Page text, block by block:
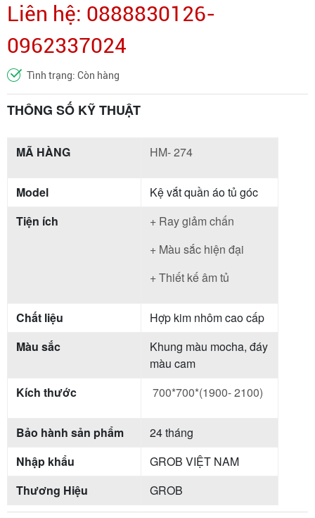
Liên hệ: 0888830126-
0962337024
Tình trạng: Còn hàng
THÔNG SỐ KỸ THUẬT
MÃ HÀNG HM- 274
Model
Kệ vắt quần áo tủ góc
Tiện ích
+ Ray giảm chấn
+ Màu sắc hiện đại
+ Thiết kế âm tủ
Chất liệu
Hợp kim nhôm cao cấp
Màu sắc
Khung màu mocha, đáy
màu cam
Kích thước
700*700*(1900- 2100)
Bảo hành sản phẩm
24 tháng
Nhập khẩu
GROB VIỆT NAM
Thương Hiệu
GROB